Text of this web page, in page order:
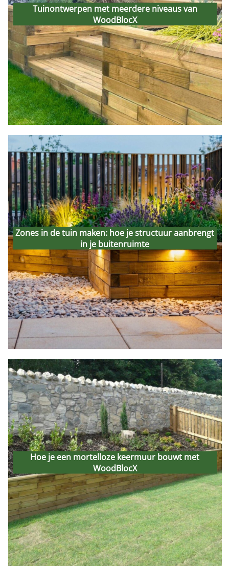
Tuinontwerpen met meerdere niveaus van
WoodBlocX
meerdere niveaus van
WoodBlocX
17th April 2026
Zones in de tuin maken: hoe je structuur aanbrengt
in je buitenruimte
Zones in de tuin maken: hoe
je structuur aanbrengt in je
buitenruimte
24th February 2026
Hoe je een mortelloze keermuur bouwt met
WoodBlocX
Hoe je een mortelloze
keermuur bouwt met
WoodBlocX
10th February 2026